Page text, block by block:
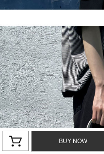
BUY NOW